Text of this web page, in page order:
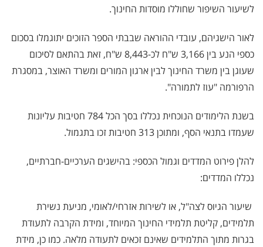
לשיעור השיפור שחוללו מוסדות החינוך.
לאור הישגיהם, עובדי ההוראה שבבתי הספר הזוכים יתוגמלו בסכום
כספי הנע בין 3,166 ש"ח לכ-8,443 ש"ח, זאת בהתאם לסיכום
שעוגן בין משרד החינוך לבין ארגון המורים ומשרד האוצר, במסגרת
הרפורמה "עוז לתמורה".
בשנת הלימודים הנוכחית נכללו בסך הכל 784 חטיבות עליונות
שעמדו בתנאי הסף, ומתוכן 313 חטיבות זכו בתגמול.
להלן פירוט המדדים וגמול הכספי: בהישגים הערכיים-חברתיים,
נכללו המדדים:
 שיעור הגיוס לצה"ל, או לשירות אזרחי/לאומי, מניעת נשירת
תלמידים, קליטת תלמידי החינוך המיוחד, ומידת הקרבה לתעודת
בגרות מתוך התלמידים שאינם זכאים לתעודה מלאה. כמו כן, מידת